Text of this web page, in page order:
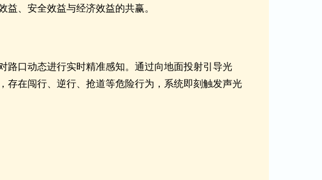
、安全效益与经济效益的共赢。
路口动态进行实时精准感知。通过向地面投射引导光
在闯行、逆行、抢道等危险行为，系统即刻触发声光